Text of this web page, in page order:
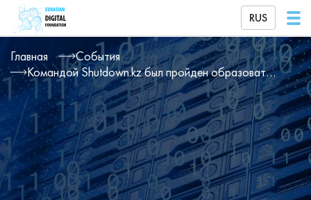
RUS
Главная
События
Командой Shutdown.kz был пройден образовательный курс Advocacy Assembly Internet Shutdown Scholars Program